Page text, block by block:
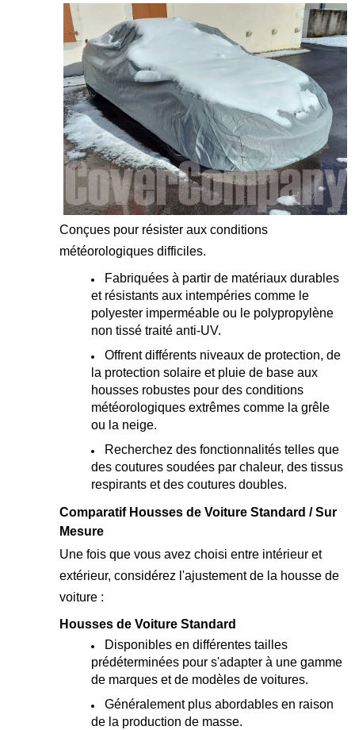
Conçues pour résister aux conditions
météorologiques difficiles.
Fabriquées à partir de matériaux durables
et résistants aux intempéries comme le
polyester imperméable ou le polypropylène
non tissé traité anti-UV.
Offrent différents niveaux de protection, de
la protection solaire et pluie de base aux
housses robustes pour des conditions
météorologiques extrêmes comme la grêle
ou la neige.
Recherchez des fonctionnalités telles que
des coutures soudées par chaleur, des tissus
respirants et des coutures doubles.
Comparatif Housses de Voiture Standard / Sur
Mesure
Une fois que vous avez choisi entre intérieur et
extérieur, considérez l'ajustement de la housse de
voiture :
Housses de Voiture Standard
Disponibles en différentes tailles
prédéterminées pour s'adapter à une gamme
de marques et de modèles de voitures.
Généralement plus abordables en raison
de la production de masse.